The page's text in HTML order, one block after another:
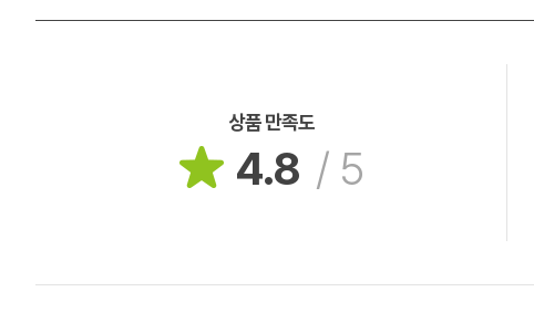
상품 만족도
4.8 / 5